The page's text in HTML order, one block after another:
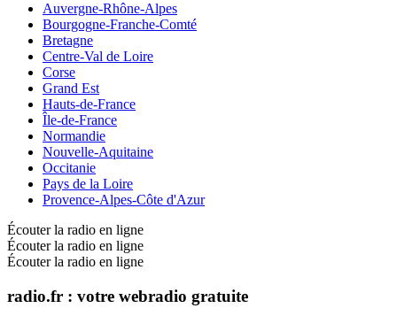
Auvergne-Rhône-Alpes
Bourgogne-Franche-Comté
Bretagne
Centre-Val de Loire
Corse
Grand Est
Hauts-de-France
Île-de-France
Normandie
Nouvelle-Aquitaine
Occitanie
Pays de la Loire
Provence-Alpes-Côte d'Azur
Écouter la radio en ligne
Écouter la radio en ligne
Écouter la radio en ligne
radio.fr : votre webradio gratuite